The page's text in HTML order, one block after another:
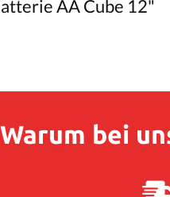
AA Cube 12"
Warum bei